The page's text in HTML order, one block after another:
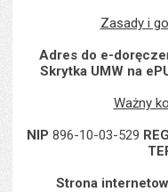
Zasady i
Adres do e-
Skrytka UMW na
Ważny
NIP 896-10-03-529
Strona